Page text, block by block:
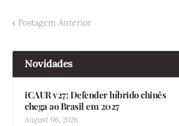
Postagem Anterior
Novidades
iCAUR v27: Defender híbrido chinês
chega ao Brasil em 2027
August 06, 2026